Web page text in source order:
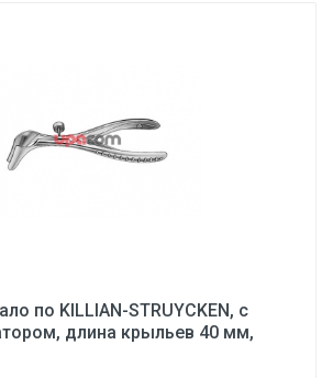
по KILLIAN-STRUYCKEN, с
длина крыльев 40 мм,